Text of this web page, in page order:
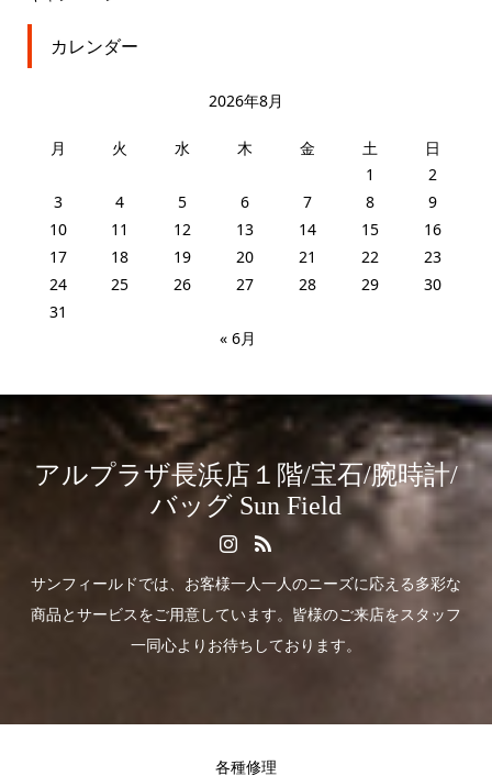
カレンダー
2026年8月
月 火 水 木 金 土
日
1
2
3
4 5 6 7 8
9
10
11 12 13 14 15
16
17
18 19 20 21 22
23
24
25 26 27 28 29
30
31
« 6月
アルプラザ長浜店１階/宝石/腕時計/
バッグ Sun Field
サンフィールドでは、お客様一人一人のニーズに応える多彩な
商品とサービスをご用意しています。皆様のご来店をスタッフ
一同心よりお待ちしております。
各種修理